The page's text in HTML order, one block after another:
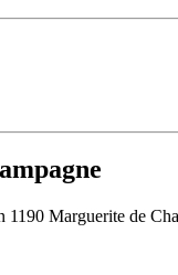
Marguerite de